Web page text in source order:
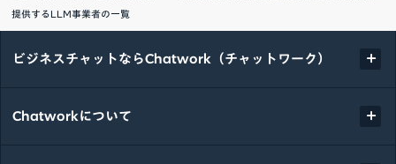
提供するLLM事業者の一覧
ビジネスチャットならChatwork（チャットワーク）
Chatworkについて